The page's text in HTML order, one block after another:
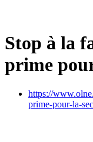
Stop à la
prime
https://
prime-pour-la-